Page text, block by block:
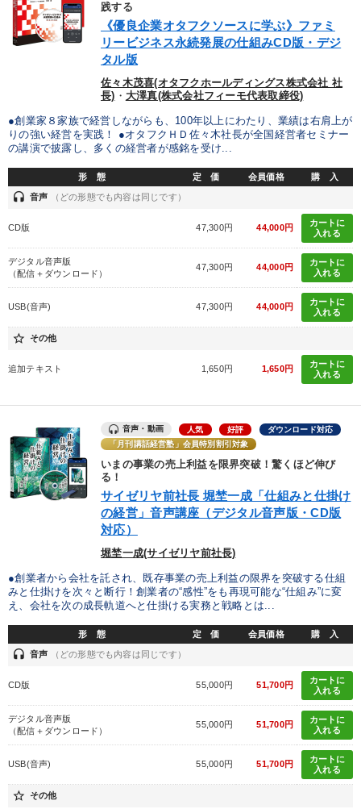
践する
《優良企業オタフクソースに学ぶ》ファミ
リービジネス永続発展の仕組みCD版・デジ
タル版
佐々木茂喜(オタフクホールディングス株式会社 社
長) ・ 大澤真(株式会社フィーモ代表取締役)
●創業家８家族で経営しながらも、100年以上にわたり、業績は右肩上が
りの強い経営を実践！ ●オタフクＨＤ佐々木社長が全国経営者セミナー
の講演で披露し、多くの経営者が感銘を受け...
形 態 定 価 会員価格 購 入
headset 音声 （どの形態でも内容は同じです）
CD版 47,300円 44,000円
カートに
入れる
デジタル音声版
（配信＋ダウンロード）
47,300円 44,000円
カートに
入れる
USB(音声) 47,300円 44,000円
カートに
入れる
star_border その他
追加テキスト 1,650円 1,650円
カートに
入れる
音声・動画 人気 好評
ダウンロード対応
「月刊講話経営塾」会員特別割引対象
いまの事業の売上利益を限界突破！驚くほど伸び
る！
サイゼリヤ前社長 堀埜一成「仕組みと仕掛け
の経営」音声講座（デジタル音声版・CD版
対応）
堀埜一成(サイゼリヤ前社長)
●創業者から会社を託され、既存事業の売上利益の限界を突破する仕組
みと仕掛けを次々と断行！創業者の“感性”をも再現可能な“仕組み”に変
え、会社を次の成長軌道へと仕掛ける実務と戦略とは...
形 態 定 価 会員価格 購 入
headset 音声 （どの形態でも内容は同じです）
CD版 55,000円 51,700円
カートに
入れる
デジタル音声版
（配信＋ダウンロード）
55,000円 51,700円
カートに
入れる
USB(音声) 55,000円 51,700円
カートに
入れる
star_border その他